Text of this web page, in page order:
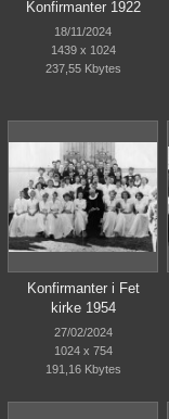
Konfirmanter 1922
18/11/2024
1439 x 1024
237,55 Kbytes
Konfirmanter i Fet
kirke 1954
27/02/2024
1024 x 754
191,16 Kbytes